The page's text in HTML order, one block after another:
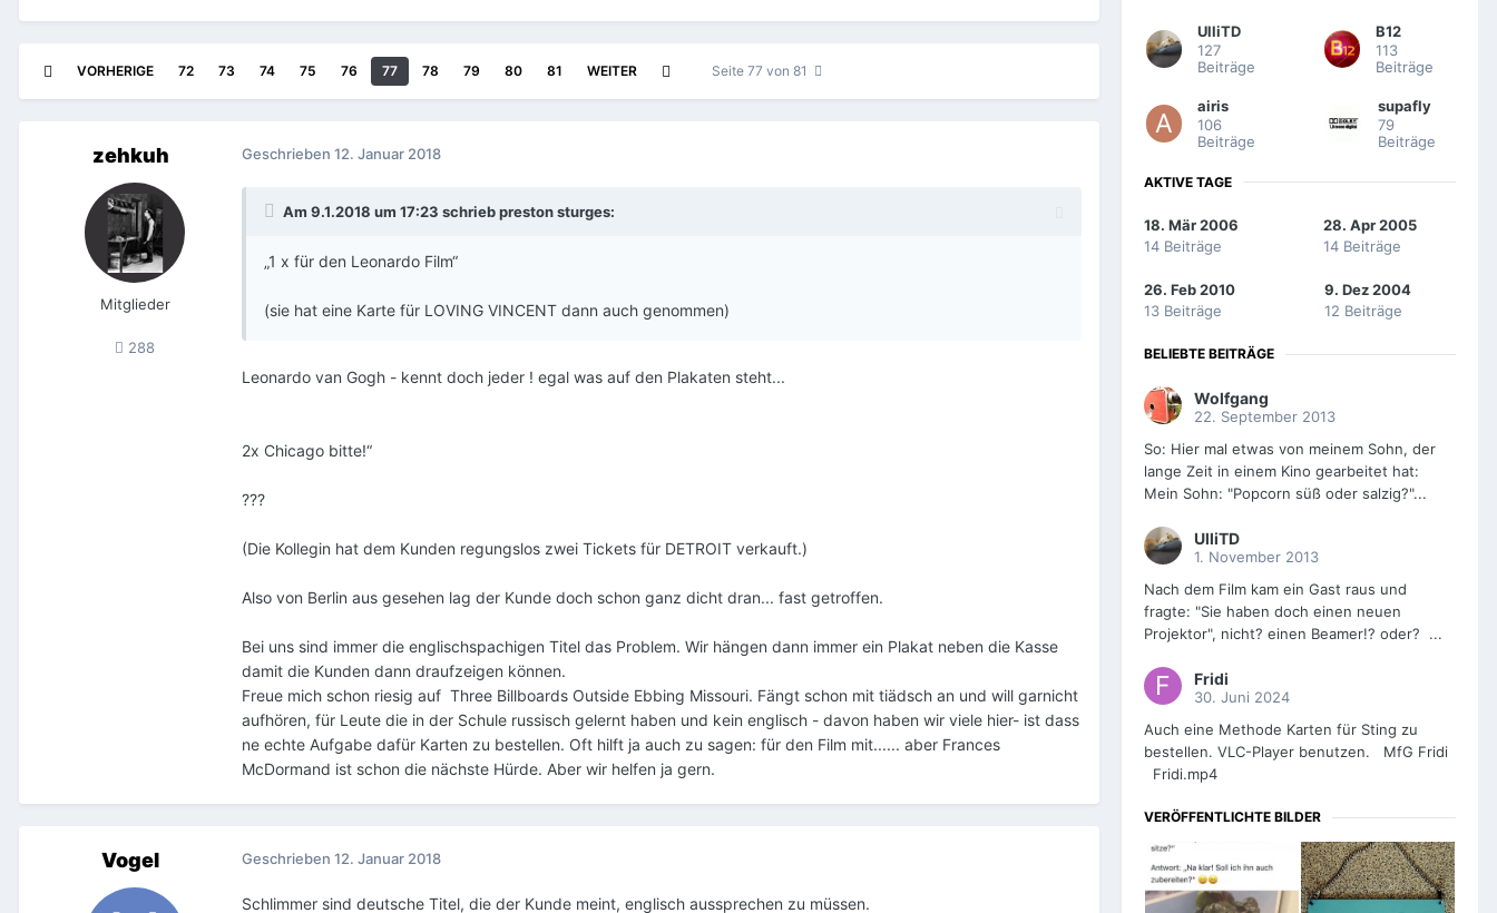
VORHERIGE 72 73 74 75 76 77 78 79 80 81 WEITER Seite 77 von 81
zehkuh
Mitglieder
288
Geschrieben 12. Januar 2018
Am 9.1.2018 um 17:23 schriebpreston sturges:
„1 x für den Leonardo Film“
(sie hat eine Karte für LOVING VINCENT dann auch genommen)
Leonardo van Gogh - kennt doch jeder ! egal was auf den Plakaten steht...
2x Chicago bitte!“
???
(Die Kollegin hat dem Kunden regungslos zwei Tickets für DETROIT verkauft.)
Also von Berlin aus gesehen lag der Kunde doch schon ganz dicht dran... fast getroffen.
Bei uns sind immer die englischspachigen Titel das Problem. Wir hängen dann immer ein Plakat neben die Kasse
damit die Kunden dann draufzeigen können.
Freue mich schon riesig auf Three Billboards Outside Ebbing Missouri. Fängt schon mit tiädsch an und will garnicht
aufhören, für Leute die in der Schule russisch gelernt haben und kein englisch - davon haben wir viele hier- ist dass
ne echte Aufgabe dafür Karten zu bestellen. Oft hilft ja auch zu sagen: für den Film mit...... aber Frances
McDormand ist schon die nächste Hürde. Aber wir helfen ja gern.
Vogel Geschrieben 12. Januar 2018
Schlimmer sind deutsche Titel, die der Kunde meint, englisch aussprechen zu müssen.
UlliTD
127
Beiträge
B12
113
Beiträge
airis
106
Beiträge
supafly
79
Beiträge
AKTIVE TAGE
18. Mär 2006
14 Beiträge
28. Apr 2005
14 Beiträge
26. Feb 2010
13 Beiträge
9. Dez 2004
12 Beiträge
BELIEBTE BEITRÄGE
Wolfgang
22. September 2013
So: Hier mal etwas von meinem Sohn, der
lange Zeit in einem Kino gearbeitet hat:
Mein Sohn: "Popcorn süß oder salzig?"...
UlliTD
1. November 2013
Nach dem Film kam ein Gast raus und
fragte: "Sie haben doch einen neuen
Projektor", nicht? einen Beamer!? oder? ...
Fridi
30. Juni 2024
Auch eine Methode Karten für Sting zu
bestellen. VLC-Player benutzen. MfG Fridi
Fridi.mp4
VERÖFFENTLICHTE BILDER